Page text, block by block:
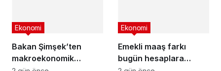
Bakan Şimşek’ten
makroekonomik
Ekonomi
Emekli maaş farkı
bugün hesaplara
Ekonomi